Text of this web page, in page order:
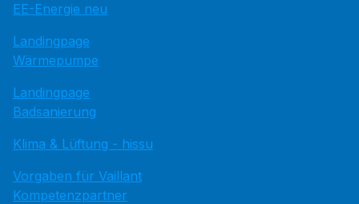
EE-Energie neu
Landingpage
Wärmepumpe
Landingpage
Badsanierung
Klima & Lüftung - hissu
Vorgaben für Vaillant
Kompetenzpartner